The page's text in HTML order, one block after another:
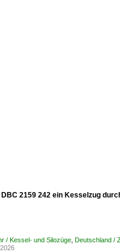
2159 242 ein Kesselzug
/ Kessel- und Silozüge Deutschland /